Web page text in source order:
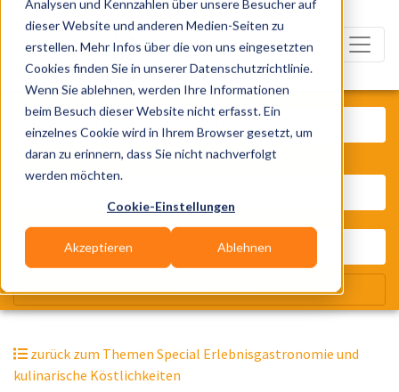
Analysen und Kennzahlen über unsere Besucher auf
dieser Website und anderen Medien-Seiten zu
erstellen. Mehr Infos über die von uns eingesetzten
Cookies finden Sie in unserer Datenschutzrichtlinie.
Wenn Sie ablehnen, werden Ihre Informationen
beim Besuch dieser Website nicht erfasst. Ein
einzelnes Cookie wird in Ihrem Browser gesetzt, um
daran zu erinnern, dass Sie nicht nachverfolgt
werden möchten.
Cookie-Einstellungen
Akzeptieren Ablehnen
zurück zum Themen Special Erlebnisgastronomie und
kulinarische Köstlichkeiten
Was? Künstler, Zelte, Bands,
Wir suchen für Dich